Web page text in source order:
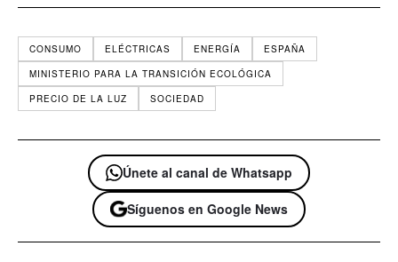
CONSUMO ELÉCTRICAS ENERGÍA
ESPAÑA
MINISTERIO PARA LA TRANSICIÓN ECOLÓGICA
PRECIO DE LA LUZ
SOCIEDAD
Únete al canal de Whatsapp
Síguenos en Google News